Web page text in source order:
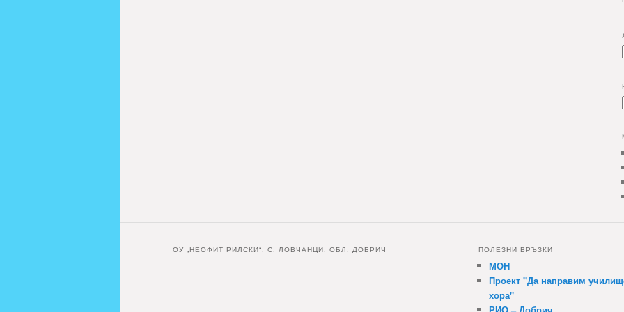
г
о
р
и
ОУ „НЕОФИТ РИЛСКИ“, С. ЛОВЧАНЦИ, ОБЛ. ДОБРИЧ ПОЛЕЗНИ ВРЪЗКИ
МОН
Проект "Да направим
хора"
РИО – Добрич